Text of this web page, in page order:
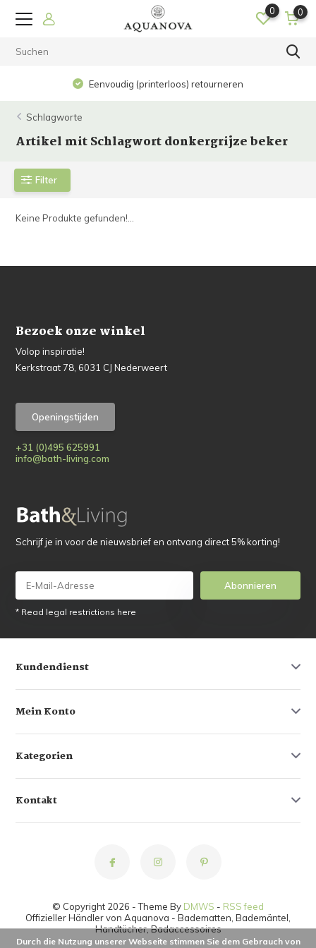
0 0
Eenvoudig (printerloos) retourneren
Schlagworte
Artikel mit Schlagwort donkergrijze beker
Filter
Keine Produkte gefunden!...
Bezoek onze winkel
Volop inspiratie!
Kerkstraat 78, 6031 CJ Nederweert
Openingstijden
+31 (0)495 625991
info@bath-living.com
Schrijf je in voor de nieuwsbrief en ontvang direct 5% korting!
Abonnieren
* Read legal restrictions here
Kundendienst
Mein Konto
Kategorien
Kontakt
© Copyright 2026 - Theme By DMWS - RSS feed
Offizieller Händler von Aquanova - Badematten, Bademäntel,
Handtücher, Badaccessoires
Durch die Nutzung unserer Webseite stimmen Sie dem Gebrauch von